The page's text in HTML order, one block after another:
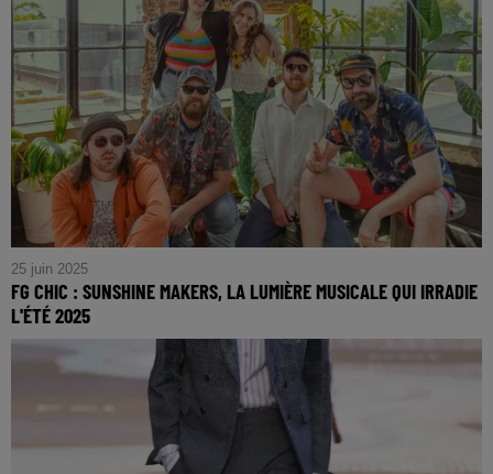
Satisfied
25 juin 2025
FG CHIC : SUNSHINE MAKERS, LA LUMIÈRE MUSICALE QUI IRRADIE
L'ÉTÉ 2025
FG CHIC : Sunshine Makers, La Lumière Musicale Qui
Irradie l'Été 2025